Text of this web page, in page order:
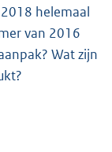
helemaal
van 2016
Wat zijn